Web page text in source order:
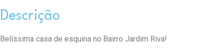
Descrição
Belíssima casa de esquina no Bairro Jardim Riva!